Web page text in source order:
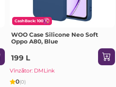
CashBack: 100
WOO Case Silicone Neo Soft
Oppo A80, Blue
199 L
Vînzător: DMLink
0(0)